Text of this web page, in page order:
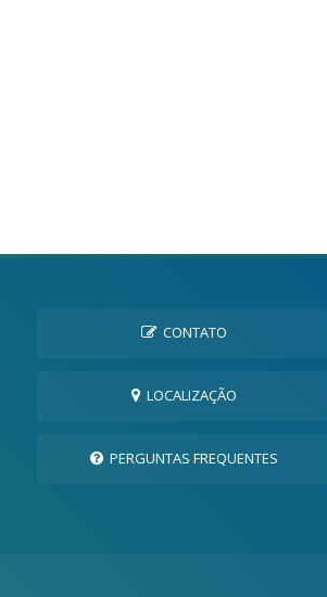
CONTATO
LOCALIZAÇÃO
PERGUNTAS FREQUENTES